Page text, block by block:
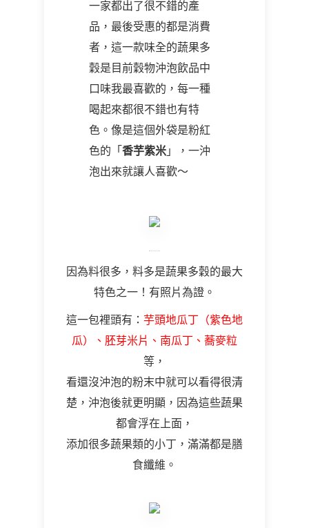
一家都出了很不錯的產
品，最後受惠的都是消費
者，這一款味全的蔬果多
穀是目前穀物沖泡飲品中
口味我最喜歡的，每一種
喝起來都很不錯也有特
色。像是這個外袋是粉紅
色的「 香芋紫米 」，一沖
泡出來就讓人喜歡～
因為料很多，料多是蔬果多穀的最大
特色之一！有照片為證。
這一包裡頭有： 芋頭地瓜丁（紫色地
瓜）、胚芽米片、南瓜丁、蕎麥粒
等，
看還沒沖泡的粉末中就可以看得很清
楚，沖泡後就更明顯，因為這些蔬果
都會浮在上面，
添加很多蔬果類的小丁，滿滿都是膳
食纖維。